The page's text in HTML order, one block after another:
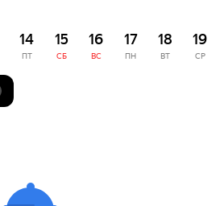
14
ПТ
15
СБ
16
ВС
17
ПН
18
ВТ
19
СР